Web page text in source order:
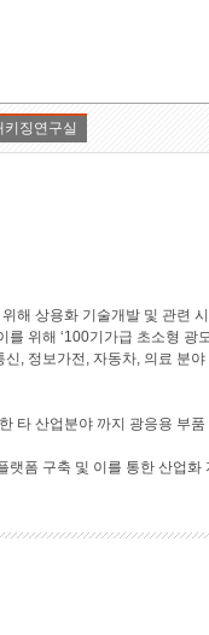
키징연구실
해 상용화 기술개발 및 관련
위해 ‘100기가급 초소형 광
, 정보가전, 자동차, 의료 분
타 산업분야 까지 광응용 부
랫폼 구축 및 이를 통한 산업화